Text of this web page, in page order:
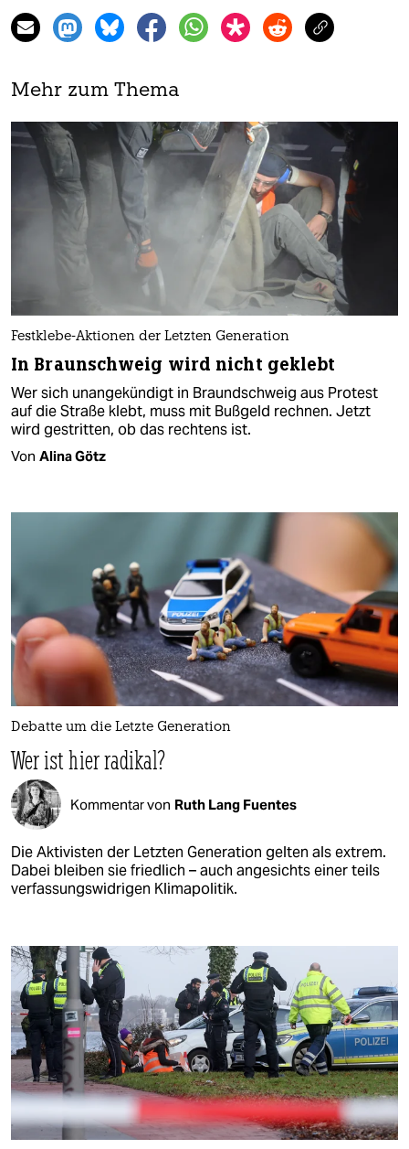
Mehr zum Thema
Festklebe-Aktionen der Letzten Generation
In Braunschweig wird nicht geklebt
Wer sich unangekündigt in Braundschweig aus Protest
auf die Straße klebt, muss mit Bußgeld rechnen. Jetzt
wird gestritten, ob das rechtens ist.
Von Alina Götz
Debatte um die Letzte Generation
Wer ist hier radikal?
Kommentar von Ruth Lang Fuentes
Die Aktivisten der Letzten Generation gelten als extrem.
Dabei bleiben sie friedlich – auch angesichts einer teils
verfassungswidrigen Klimapolitik.